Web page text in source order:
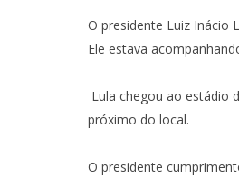
O presidente Luiz Inácio
Ele estava
Lula chegou ao estádio
próximo do local.
O presidente